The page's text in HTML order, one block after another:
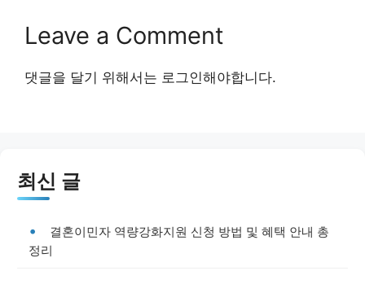
Leave a Comment
댓글을 달기 위해서는 로그인해야합니다.
최신 글
결혼이민자 역량강화지원 신청 방법 및 혜택 안내 총
정리